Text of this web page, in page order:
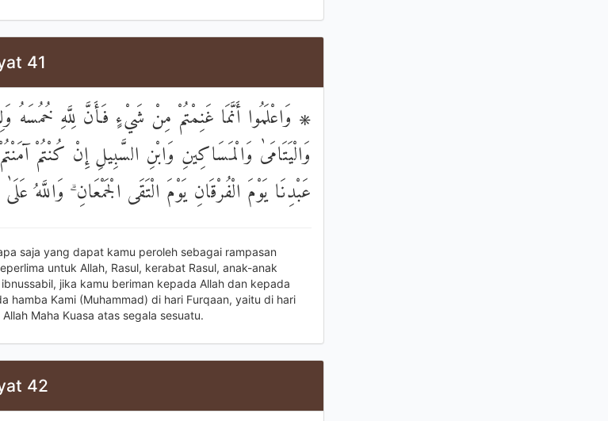
41
۞ وَاعْلَمُوا أَنَّمَا غَنِمْتُمْ مِنْ شَيْءٍ فَأَنَّ لِلَّهِ خُمُسَهُ
وَالْيَتَامَىٰ وَالْمَسَاكِينِ وَابْنِ السَّبِيلِ إِنْ كُنْتُمْ
عَبْدِنَا يَوْمَ الْفُرْقَانِ يَوْمَ الْتَقَى الْجَمْعَانِ ۗ وَاللَّهُ
saja yang dapat kamu peroleh sebagai rampasan
untuk Allah, Rasul, kerabat Rasul, anak-anak
jika kamu beriman kepada Allah dan kepada
hamba Kami (Muhammad) di hari Furqaan, yaitu di hari
Maha Kuasa atas segala sesuatu.
42